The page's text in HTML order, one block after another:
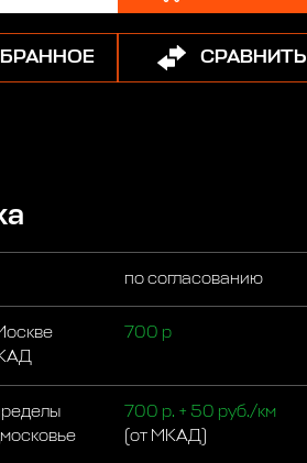
СРАВНИТЬ
по согласованию
700 р
700 р. + 50 руб./км
(от МКАД)